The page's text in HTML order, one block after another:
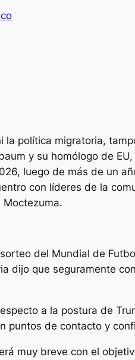
la política migratoria,
y su homólogo de
luego de más de un
con líderes de la
del Mundial de
dijo que seguramente
a la postura de
puntos de contacto y
muy breve con el